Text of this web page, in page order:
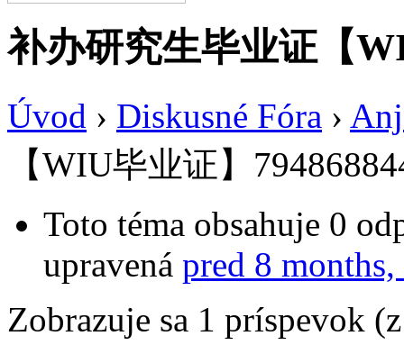
补办研究生毕业证【
Úvod › Diskusné Fóra ›
【WIU毕业证】
Toto téma obsahuje 0
upravená pred 8 months,
Zobrazuje sa 1 príspevok